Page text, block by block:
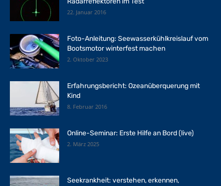
22. Januar 2016
Foto-Anleitung: Seewasserkühlkreislauf vom
Bootsmotor winterfest machen
2. Oktober 2023
Erfahrungsbericht: Ozeanüberquerung mit
Kind
8. Februar 2016
Online-Seminar: Erste Hilfe an Bord (live)
2. März 2025
Seekrankheit: verstehen, erkennen,